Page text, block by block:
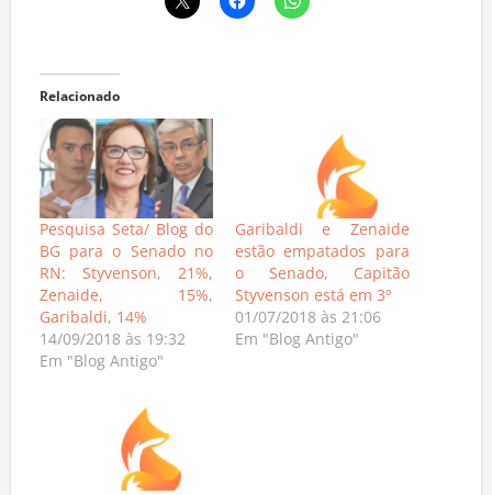
Relacionado
Pesquisa Seta/ Blog do
BG para o Senado no
RN: Styvenson, 21%,
Zenaide, 15%,
Garibaldi, 14%
14/09/2018 às 19:32
Em "Blog Antigo"
Garibaldi e Zenaide
estão empatados para
o Senado, Capitão
Styvenson está em 3º
01/07/2018 às 21:06
Em "Blog Antigo"